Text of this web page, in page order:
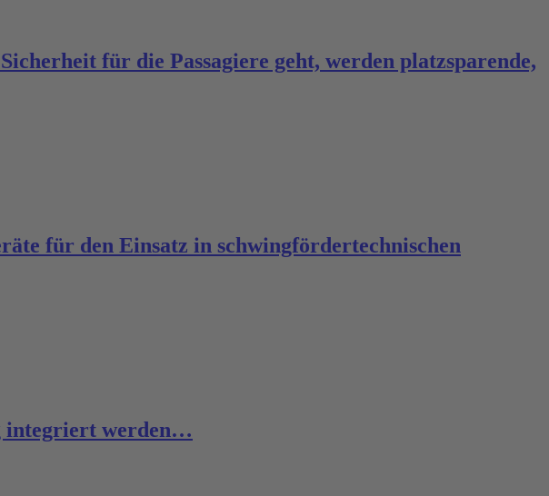
für die Passagiere geht, werden platzsparende,
für den Einsatz in schwingfördertechnischen
integriert werden…